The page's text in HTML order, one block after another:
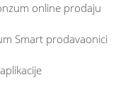
online prodaju
Smart prodavaonici